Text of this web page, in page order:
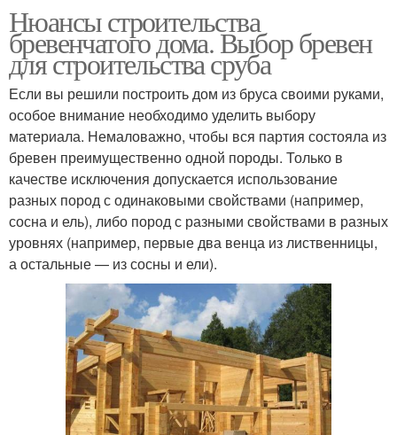
Нюансы строительства
бревенчатого дома. Выбор бревен
для строительства сруба
Если вы решили построить дом из бруса своими руками,
особое внимание необходимо уделить выбору
материала. Немаловажно, чтобы вся партия состояла из
бревен преимущественно одной породы. Только в
качестве исключения допускается использование
разных пород с одинаковыми свойствами (например,
сосна и ель), либо пород с разными свойствами в разных
уровнях (например, первые два венца из лиственницы,
а остальные — из сосны и ели).